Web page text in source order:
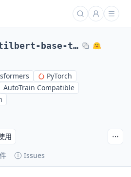
distilbert-base-turkish-cased-snli_tr
PyTorch
AutoTrain Compatible
Issues
用